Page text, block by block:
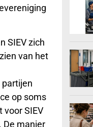
SIEV zich
van het
op soms
SIEV
De manier